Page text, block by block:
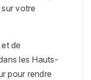
votre
de
les Hauts-
pour rendre